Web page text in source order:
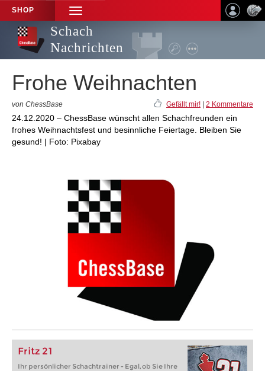
SHOP
TOGGLE
NAVIGATION
Schach
Nachrichten
Frohe Weihnachten
von ChessBase Gefällt mir! 2 Kommentare
24.12.2020 – ChessBase wünscht allen Schachfreunden ein
frohes Weihnachtsfest und besinnliche Feiertage. Bleiben Sie
gesund! | Foto: Pixabay
Fritz 21
Ihr persönlicher Schachtrainer - Egal, ob Sie Ihre